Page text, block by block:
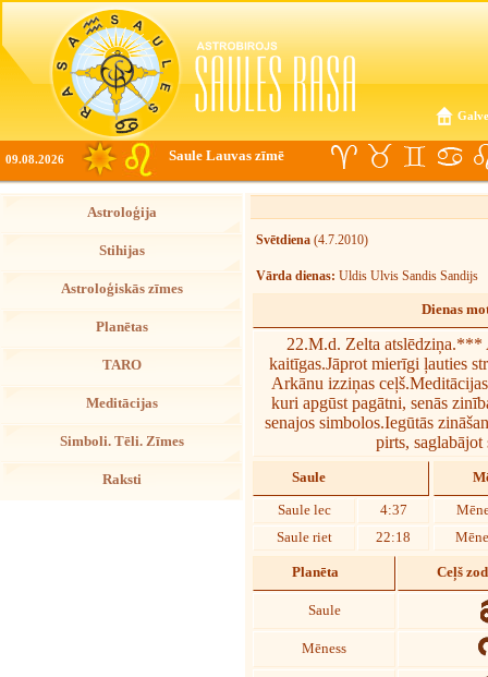
09.08.2026 Saule Lauvas zīmē
Astroloģija
Stihijas
Astroloģiskās zīmes
Planētas
TARO
Meditācijas
Simboli. Tēli. Zīmes
Raksti
Svētdiena (4.7.2010)
Vārda dienas: Uldis Ulvis Sandis Sandijs
Dienas
22.M.d. Zelta atslēdziņa.***
kaitīgas.Jāprot mierīgi ļauties
Arkānu izziņas
kuri apgūst pagātni, senās
senajos simbolos.Iegūtās
pirts,
Saule
Saule lec
4:37
Saule riet
22:18
Planēta Ceļš
Saule
Mēness